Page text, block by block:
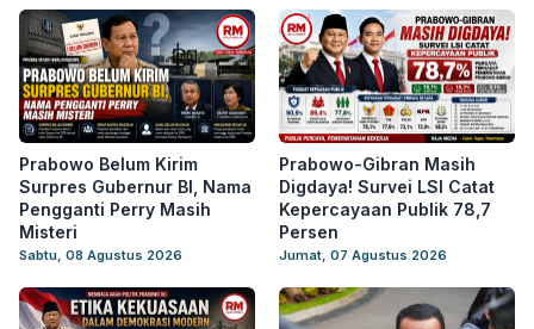
Prabowo Belum Kirim
Surpres Gubernur BI, Nama
Pengganti Perry Masih
Misteri
Sabtu, 08 Agustus 2026
Prabowo-Gibran Masih
Digdaya! Survei LSI Catat
Kepercayaan Publik 78,7
Persen
Jumat, 07 Agustus 2026